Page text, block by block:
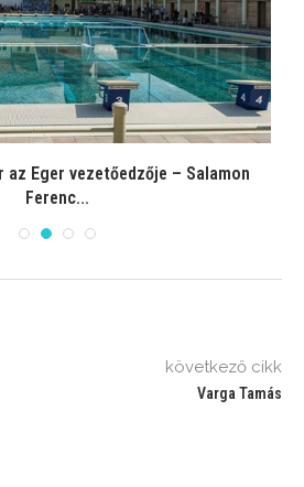
az Eger vezetőedzője – Salamon
Ferenc...
következő cikk
Varga Tamás